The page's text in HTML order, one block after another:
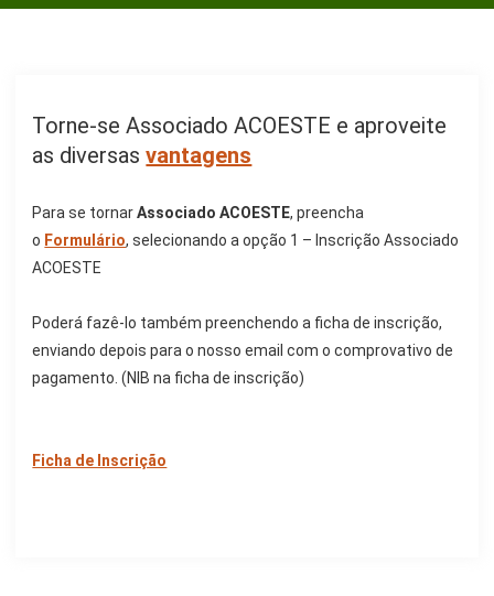
Torne-se Associado ACOESTE e aproveite
as diversasvantagens
Para se tornarAssociado ACOESTE, preencha
o Formulário, selecionando a opção 1 – Inscrição Associado
ACOESTE
Poderá fazê-lo também preenchendo a ficha de inscrição,
enviando depois para o nosso email com o comprovativo de
pagamento. (NIB na ficha de inscrição)
Ficha de Inscrição